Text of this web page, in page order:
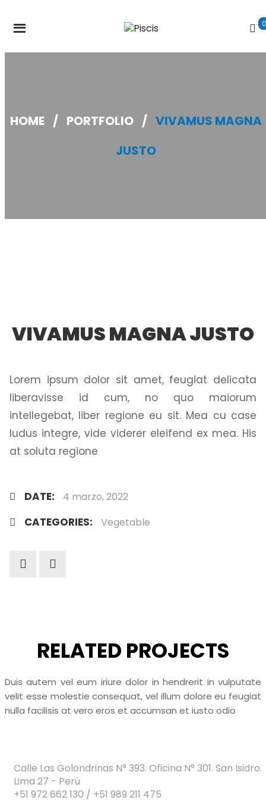
0
HOME / PORTFOLIO / VIVAMUS MAGNA
JUSTO
VIVAMUS MAGNA JUSTO
Lorem ipsum dolor sit amet, feugiat delicata
liberavisse id cum, no quo maiorum
intellegebat, liber regione eu sit. Mea cu case
ludus integre, vide viderer eleifend ex mea. His
at soluta regione
DATE: 4 marzo, 2022
CATEGORIES: Vegetable
RELATED PROJECTS
Duis autem vel eum iriure dolor in hendrerit in vulputate
velit esse molestie consequat, vel illum dolore eu feugiat
nulla facilisis at vero eros et accumsan et iusto odio
Calle Las Golondrinas N° 393. Oficina N° 301. San Isidro.
Lima 27 - Perú
+51 972 662 130 / +51 989 211 475